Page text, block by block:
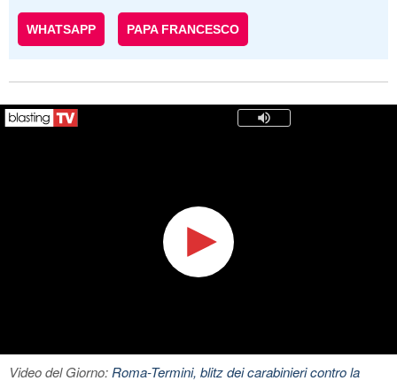
WHATSAPP PAPA FRANCESCO
Video del Giorno:Roma-Termini, blitz dei carabinieri contro la